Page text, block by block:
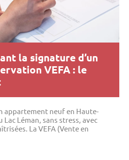
la signature d’un
VEFA : le
appartement neuf en Haute-
Lac Léman, sans stress, avec
La VEFA (Vente en